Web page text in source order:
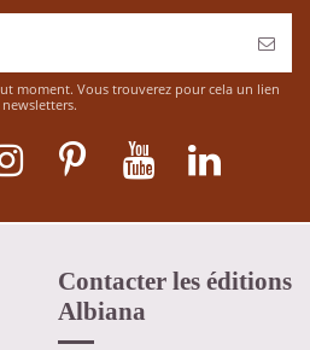
moment. Vous trouverez pour cela un lien
Contacter les éditions
Albiana